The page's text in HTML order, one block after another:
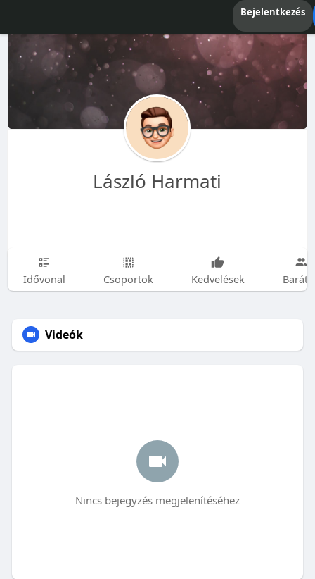
Bejelentkezés
László Harmati
Idővonal Csoportok Kedvelések
Videók
Nincs bejegyzés megjelenítéséhez